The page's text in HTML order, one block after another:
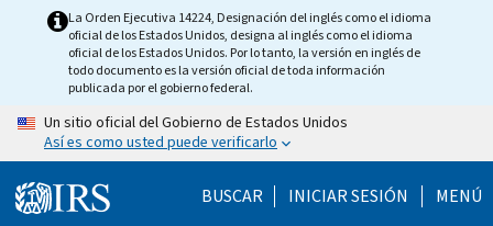
La Orden Ejecutiva 14224, Designación del inglés como el idioma
oficial de los Estados Unidos, designa al inglés como el idioma
oficial de los Estados Unidos. Por lo tanto, la versión en inglés de
todo documento es la versión oficial de toda información
publicada por el gobierno federal.
Un sitio oficial del Gobierno de Estados Unidos
Así es como usted puede verificarlo
BUSCAR INICIAR SESIÓN MENÚ